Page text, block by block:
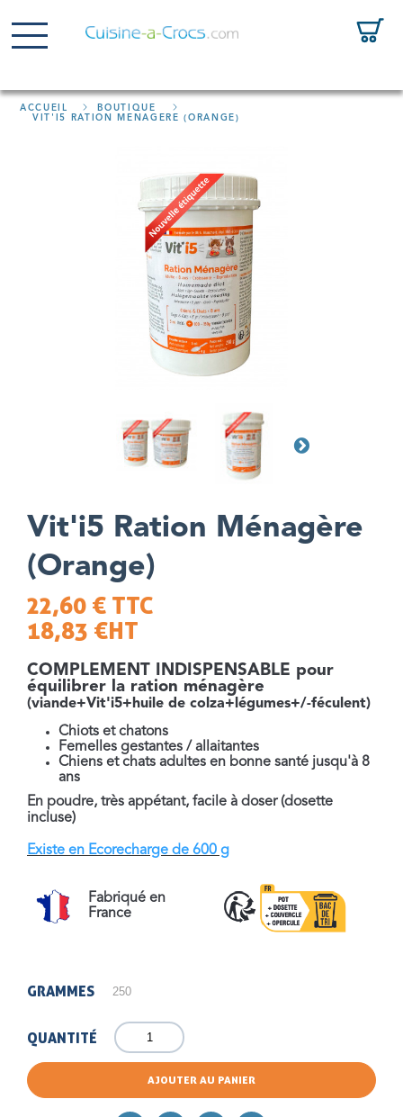
ACCUEIL
BOUTIQUE
VIT'I5 RATION MÉNAGÈRE (ORANGE)
Vit'i5 Ration Ménagère
(Orange)
22,60 € TTC
18,83 €HT
COMPLEMENT INDISPENSABLE pour
équilibrer la ration ménagère
(viande+Vit'i5+huile de colza+légumes+/-féculent)
Chiots et chatons
Femelles gestantes / allaitantes
Chiens et chats adultes en bonne santé jusqu'à 8
ans
En poudre, très appétant, facile à doser (dosette
incluse)
Existe en Ecorecharge de 600 g
Fabriqué en
France
GRAMMES
QUANTITÉ
AJOUTER AU PANIER